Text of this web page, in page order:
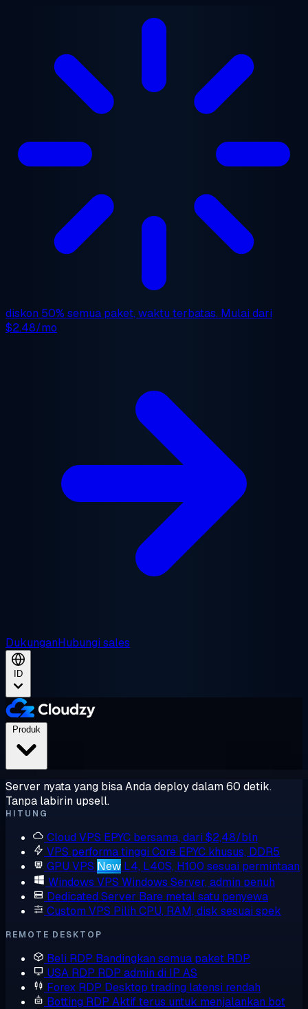
diskon 50% semua paket, waktu terbatas. Mulai dari
$2.48/mo
DukunganHubungi sales
ID
Server nyata yang bisa Anda deploy dalam 60 detik.
Tanpa labirin upsell.
HITUNG
Cloud VPS EPYC bersama, dari $2,48/bln
VPS performa tinggi Core EPYC khusus, DDR5
GPU VPS New L4, L40S, H100 sesuai permintaan
Windows VPS Windows Server, admin penuh
Dedicated Server Bare metal satu penyewa
Custom VPS Pilih CPU, RAM, disk sesuai spek
REMOTE DESKTOP
Beli RDP Bandingkan semua paket RDP
USA RDP RDP admin di IP AS
Forex RDP Desktop trading latensi rendah
Botting RDP Aktif terus untuk menjalankan bot